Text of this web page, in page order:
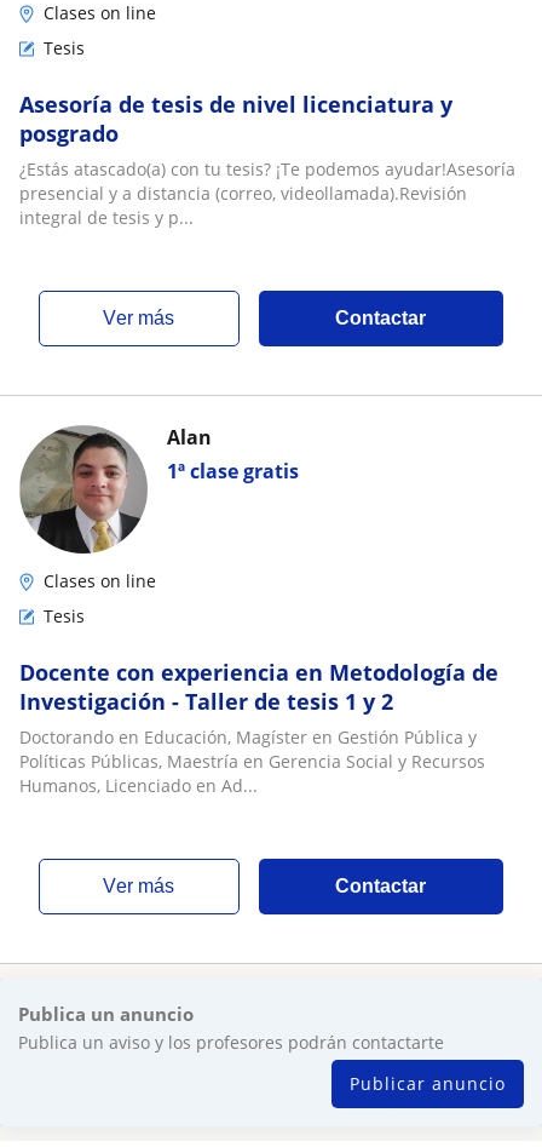
Clases on line
Tesis
Asesoría de tesis de nivel licenciatura y
posgrado
¿Estás atascado(a) con tu tesis? ¡Te podemos ayudar!Asesoría
presencial y a distancia (correo, videollamada).Revisión
integral de tesis y p...
ver más Contactar
1ª clase gratis
Alan
Clases on line
Tesis
Docente con experiencia en Metodología de
Investigación - Taller de tesis 1 y 2
Doctorando en Educación, Magíster en Gestión Pública y
Políticas Públicas, Maestría en Gerencia Social y Recursos
Humanos, Licenciado en Ad...
ver más Contactar
Publica un anuncio
Publica un aviso y los profesores podrán contactarte
Publicar anuncio